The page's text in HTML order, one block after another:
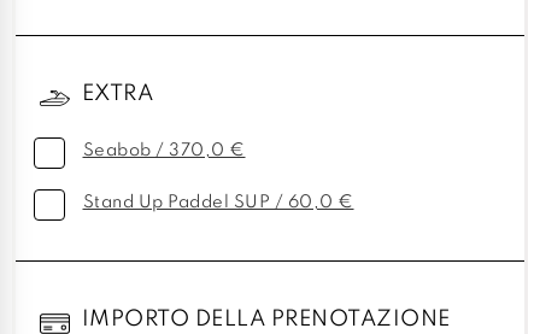
EXTRA
Seabob / 370,0 €
Stand Up Paddel SUP / 60,0 €
IMPORTO DELLA PRENOTAZIONE